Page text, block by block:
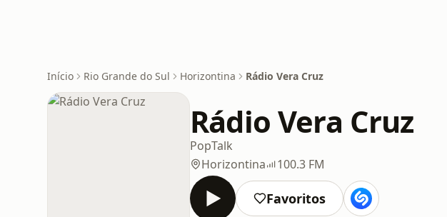
Início Rio Grande do Sul Horizontina Rádio Vera Cruz
Rádio Vera Cruz
PopTalk
Horizontina
100.3 FM
Favoritos